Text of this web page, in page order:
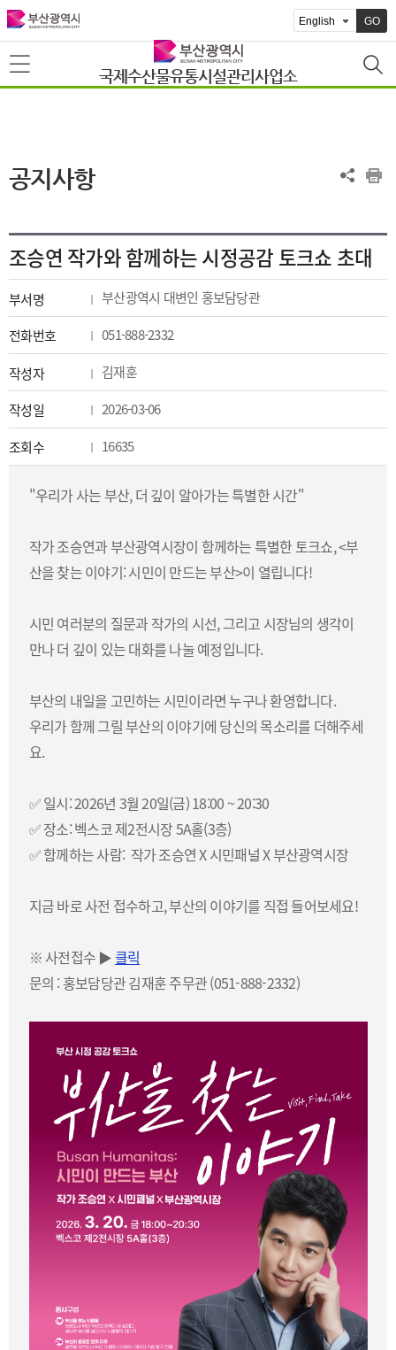
GO
국제수산물유통시설관리사업소
공지사항
조승연 작가와 함께하는 시정공감 토크쇼 초대
부서명
부산광역시 대변인 홍보담당관
전화번호
051-888-2332
작성자
김재훈
작성일
2026-03-06
조회수
16635
"우리가 사는 부산, 더 깊이 알아가는 특별한 시간"
작가 조승연과 부산광역시장이 함께하는 특별한 토크쇼, <부
산을 찾는 이야기: 시민이 만드는 부산>이 열립니다!
시민 여러분의 질문과 작가의 시선, 그리고 시장님의 생각이
만나 더 깊이 있는 대화를 나눌 예정입니다.
부산의 내일을 고민하는 시민이라면 누구나 환영합니다.
우리가 함께 그릴 부산의 이야기에 당신의 목소리를 더해주세
요.
✅ 일시: 2026년 3월 20일(금) 18:00 ~ 20:30
✅ 장소: 벡스코 제2전시장 5A홀(3층)
✅ 함께하는 사람: 작가 조승연 X 시민패널 X 부산광역시장
지금 바로 사전 접수하고, 부산의 이야기를 직접 들어보세요!
※ 사전접수 ▶클릭
문의 : 홍보담당관 김재훈 주무관 (051-888-2332)